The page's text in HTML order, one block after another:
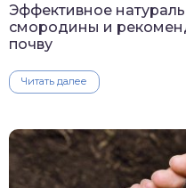
Эффективное
смородины и
почву
Читать далее